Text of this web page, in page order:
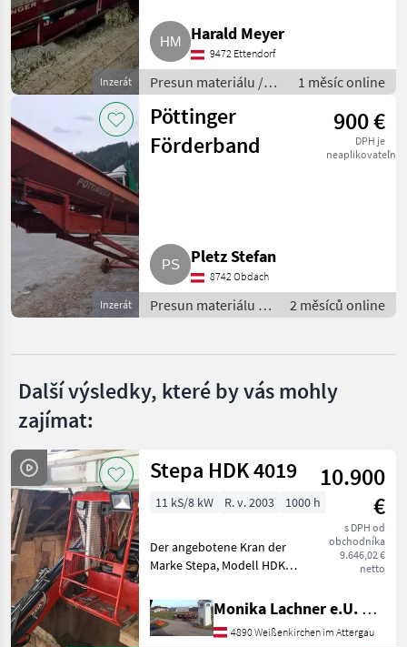
Grimme
Schreiber
Marketplace
Nabídky
prodejců
Inzeráty
Inzerát
Harald Meyer
9472 Ettendorf
Presun materiálu /
Pásový dopravník
1 měsíc online
Inzerát
Pöttinger
Förderband
900 €
DPH je
neaplikovateľné
Pletz Stefan
8742 Obdach
Presun materiálu /
Pásový dopravník
2 měsíců online
Další výsledky, které by vás mohly
zajímat:
Stepa HDK 4019
10.900
€
s DPH od
obchodníka
9.646,02 €
netto
11 kS/8 kW R. v. 2003 1000 h
Der angebotene Kran der
Marke Stepa, Modell HDK
Reichweite von 2, 5m bis
14m ist ein zuverlässiges
Arbeitsgerät aus dem
Monika Lachner e.U. Maschinenhandel
4890 Weißenkirchen im Attergau